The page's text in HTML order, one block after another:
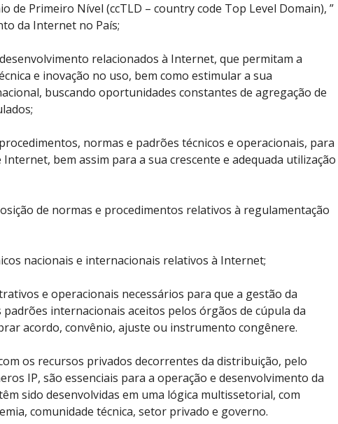
de Primeiro Nível (ccTLD – country code Top Level Domain), ”
da Internet no País;
relacionados à Internet, que permitam a
e inovação no uso, bem como estimular a sua
buscando oportunidades constantes de agregação de
normas e padrões técnicos e operacionais, para
bem assim para a sua crescente e adequada utilização
de normas e procedimentos relativos à regulamentação
nacionais e internacionais relativos à Internet;
e operacionais necessários para que a gestão da
internacionais aceitos pelos órgãos de cúpula da
acordo, convênio, ajuste ou instrumento congênere.
os recursos privados decorrentes da distribuição, pelo
IP, são essenciais para a operação e desenvolvimento da
sido desenvolvidas em uma lógica multissetorial, com
comunidade técnica, setor privado e governo.